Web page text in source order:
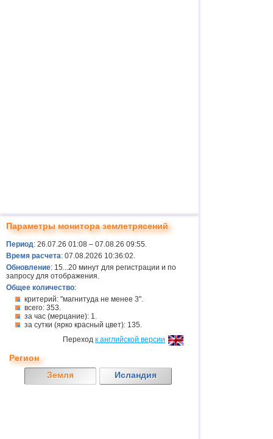
Параметры монитора землетрясений
Период: 26.07.26 01:08 – 07.08.26 09:55.
Время расчета: 07.08.2026 10:36:02.
Обновление: 15...20 минут для регистрации и по
запросу для отображения.
Общее количество:
критерий: "магнитуда не менее 3".
всего: 353.
за час (мерцание): 1.
за сутки (ярко красный цвет): 135.
Переход к английской версии
Регион
Земля
Исландия